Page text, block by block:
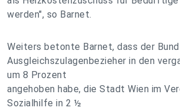
werden", so Barnet.
Weiters betonte Barnet, dass der
Ausgleichszulagenbezieher in den
um 8 Prozent
angehoben habe, die Stadt Wien im
Sozialhilfe in 2 ½